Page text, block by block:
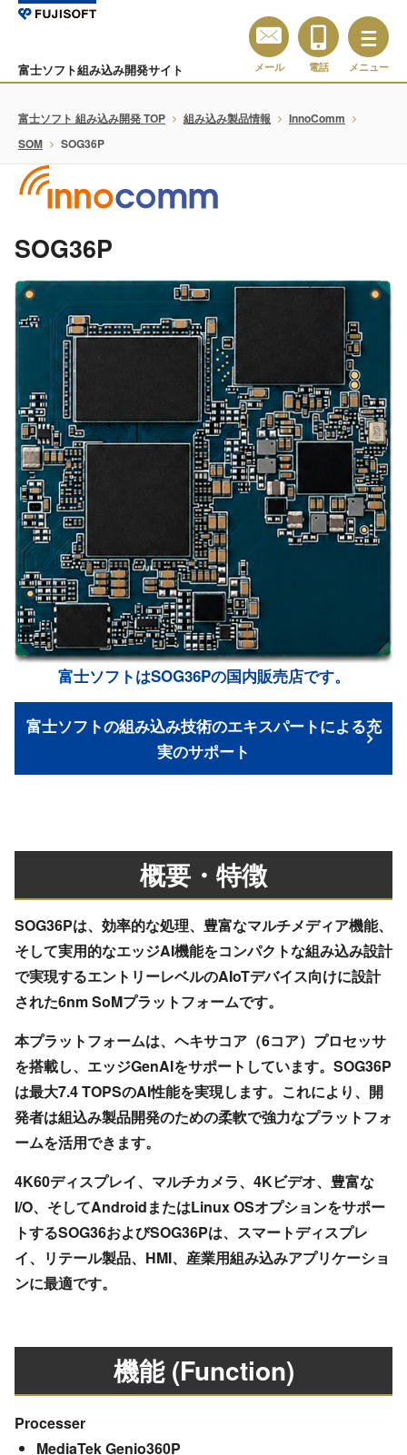
富士ソフト組み込み開発サイト メール 電話 メニュー
富士ソフト 組み込み開発 TOP 組み込み製品情報
InnoComm
SOM
SOG36P
SOG36P
富士ソフトはSOG36Pの国内販売店です。
富士ソフトの組み込み技術のエキスパートによる充
実のサポート
概要・特徴
SOG36Pは、効率的な処理、豊富なマルチメディア機能、
そして実用的なエッジAI機能をコンパクトな組み込み設計
で実現するエントリーレベルのAIoTデバイス向けに設計
された6nm SoMプラットフォームです。
本プラットフォームは、ヘキサコア（6コア）プロセッサ
を搭載し、エッジGenAIをサポートしています。SOG36P
は最大7.4 TOPSのAI性能を実現します。これにより、開
発者は組込み製品開発のための柔軟で強力なプラットフォ
ームを活用できます。
4K60ディスプレイ、マルチカメラ、4Kビデオ、豊富な
I/O、そしてAndroidまたはLinux OSオプションをサポー
トするSOG36およびSOG36Pは、スマートディスプレ
イ、リテール製品、HMI、産業用組み込みアプリケーショ
ンに最適です。
機能 (Function)
Processer
MediaTek Genio360P